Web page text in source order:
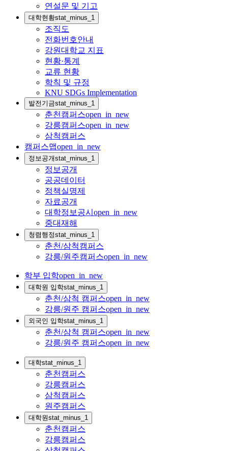
연설문 및 기고
대학현황stat_minus_1
조직도
전화번호안내
강원대학교 지표
현황·통계
교류 현황
학칙 및 규정
KNU SDGs Implementation
발전기금stat_minus_1
춘천캠퍼스open_in_new
강릉캠퍼스open_in_new
삼척캠퍼스
캠퍼스맵open_in_new
정보공개stat_minus_1
정보공개
공공데이터
정책실명제
자료공개
대학정보공시 open_in_new
중대재해
청렴행정stat_minus_1
춘천/삼척캠퍼스
강릉/원주캠퍼스open_in_new
학부 입학open_in_new
대학원 입학stat_minus_1
춘천/삼척 캠퍼스open_in_new
강릉/원주 캠퍼스open_in_new
외국인 입학stat_minus_1
춘천/삼척 캠퍼스open_in_new
강릉/원주 캠퍼스open_in_new
대학stat_minus_1
춘천캠퍼스
강릉캠퍼스
삼척캠퍼스
원주캠퍼스
대학원stat_minus_1
춘천캠퍼스
강릉캠퍼스